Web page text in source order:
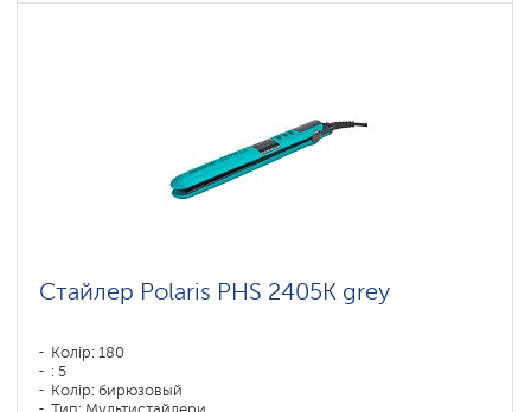
Стайлер Polaris PHS 2405K grey
Колір: 180
: 5
Колір: бирюзовый